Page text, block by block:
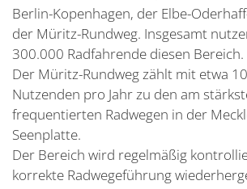
Berlin-Kopenhagen, der Elbe-
der Müritz-Rundweg. Insgesamt
300.000 Radfahrende diesen Bereich.
Der Müritz-Rundweg zählt mit etwa
Nutzenden pro Jahr zu den am
frequentierten Radwegen in der
Seenplatte.
Der Bereich wird regelmäßig
korrekte Radwegeführung